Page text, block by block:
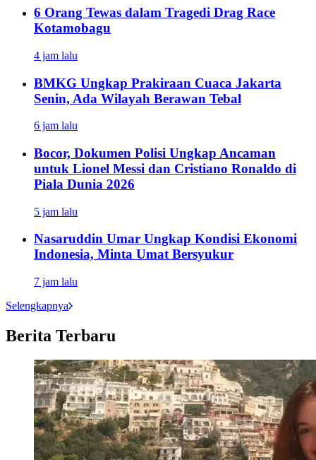
6 Orang Tewas dalam Tragedi Drag Race
Kotamobagu
4 jam lalu
BMKG Ungkap Prakiraan Cuaca Jakarta
Senin, Ada Wilayah Berawan Tebal
6 jam lalu
Bocor, Dokumen Polisi Ungkap Ancaman
untuk Lionel Messi dan Cristiano Ronaldo di
Piala Dunia 2026
5 jam lalu
Nasaruddin Umar Ungkap Kondisi Ekonomi
Indonesia, Minta Umat Bersyukur
7 jam lalu
Selengkapnya
Berita Terbaru